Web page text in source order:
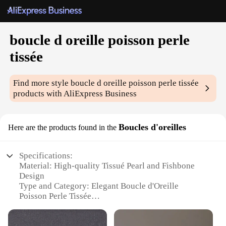
boucle d oreille poisson perle
tissée
Find more styleboucle d oreille poisson perle tissée
products with AliExpress Business
Here are the products found in the Boucles d'oreilles
Specifications:
Material: High-quality Tissué Pearl and Fishbone
Design
Type and Category: Elegant Boucle d'Oreille
Poisson Perle Tissée
Accents